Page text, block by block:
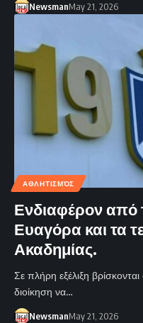
NewsmanMay 21, 2026
ΑΘΛΗΤΙΣΜΌΣ
Ενδιαφέρον από
Ευαγόρα και τα
Ακαδημίας.
Σε πλήρη εξέλιξη
διοίκηση να…
NewsmanMay 21, 2026